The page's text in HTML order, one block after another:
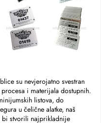
su nevjerojatno svestran
i materijala dostupnih.
listova, do
u čelične alatke, naš
bi stvorili najprikladnije